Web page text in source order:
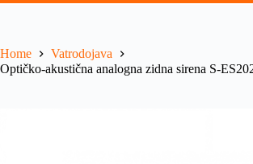
Home
Vatrodojava
Optičko-akustična analogna zidna sirena S-